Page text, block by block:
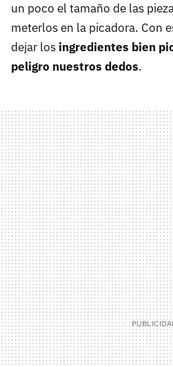
un poco el tamaño de las
meterlos en la picadora. Con
dejar los ingredientes bien
peligro nuestros dedos.